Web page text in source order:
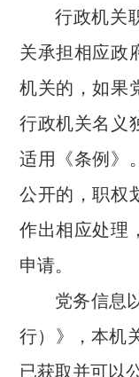
行政机关
关承担相应政
机关的，如果
行政机关名义
适用《条例》
公开的，职权
作出相应处理
申请。
党务信息
行）》，本机
已获取并可以